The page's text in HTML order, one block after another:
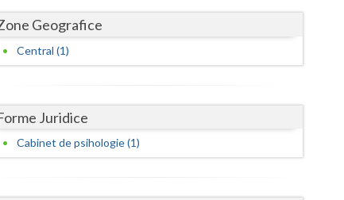
Gorj
Geografice
Central (1)
Juridice
Cabinet de psihologie (1)